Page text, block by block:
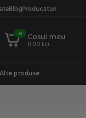
BlogProducatori
0 Cosul meu
0,00 Lei
Alte produse